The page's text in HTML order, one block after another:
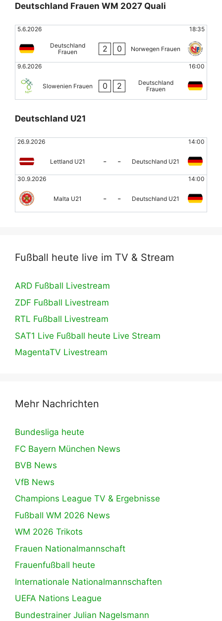
Deutschland Frauen WM 2027 Quali
5.6.2026 18:35
Deutschland
Frauen
2 0 Norwegen Frauen
9.6.2026 16:00
Slowenien Frauen 0 2
Deutschland
Frauen
Deutschland U21
26.9.2026 14:00
Lettland U21 - - Deutschland U21
30.9.2026 14:00
Malta U21 - - Deutschland U21
Fußball heute live im TV & Stream
ARD Fußball Livestream
ZDF Fußball Livestream
RTL Fußball Livestream
SAT1 Live Fußball heute Live Stream
MagentaTV Livestream
Mehr Nachrichten
Bundesliga heute
FC Bayern München News
BVB News
VfB News
Champions League TV & Ergebnisse
Fußball WM 2026 News
WM 2026 Trikots
Frauen Nationalmannschaft
Frauenfußball heute
Internationale Nationalmannschaften
UEFA Nations League
Bundestrainer Julian Nagelsmann